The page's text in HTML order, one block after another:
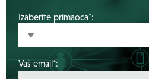
Izaberite primaoca*:
Vaš email*: